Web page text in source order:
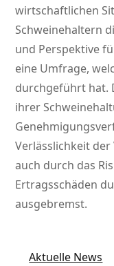
wirtschaftlichen
Schweinehaltern
und Perspektive
eine Umfrage,
durchgeführt hat.
ihrer
Verlässlichkeit
auch durch das
Ertragsschäden
ausgebremst.
Aktuelle News